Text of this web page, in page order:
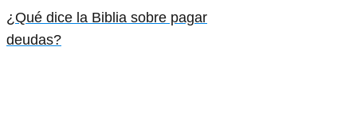
¿Qué dice la Biblia sobre pagar
deudas?